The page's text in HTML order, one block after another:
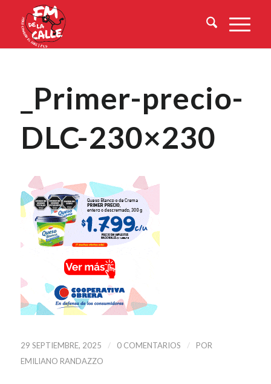
_Primer-precio-
DLC-230×230
29 SEPTIEMBRE, 2025 / 0 COMENTARIOS /
POR
EMILIANO RANDAZZO